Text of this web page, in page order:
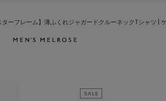
ターフレーム】薄ふくれジャガードクルーネックTシャツ |
SALE